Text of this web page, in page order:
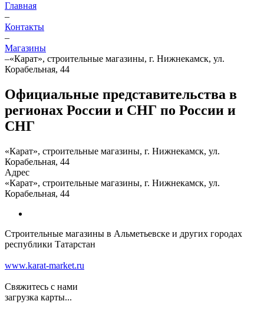
Главная
–
Контакты
–
Магазины
–«Карат», строительные магазины, г. Нижнекамск, ул.
Корабельная, 44
Официальные представительства в
регионах России и СНГ по России и
СНГ
«Карат», строительные магазины, г. Нижнекамск, ул.
Корабельная, 44
Адрес
«Карат», строительные магазины, г. Нижнекамск, ул.
Корабельная, 44
Строительные магазины в Альметьевске и других городах
республики Татарстан
www.karat-market.ru
Свяжитесь с нами
загрузка карты...